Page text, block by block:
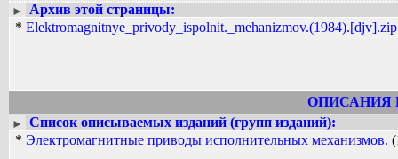
►
Архив этой страницы:
* Elektromagnitnye_privody_ispolnit._mehanizmov.(1984).[djv].zip
ОПИСАНИЯ
►
Список описываемых изданий (групп изданий):
* Электромагнитные приводы исполнительных механизмов.